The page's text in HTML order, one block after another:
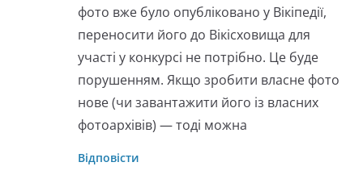
фото вже було опубліковано у Вікіпедії,
переносити його до Вікісховища для
участі у конкурсі не потрібно. Це буде
порушенням. Якщо зробити власне фото
нове (чи завантажити його із власних
фотоархівів) — тоді можна
Відповісти